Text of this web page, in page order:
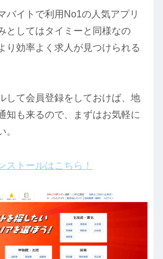
バイトで利用No1の人気アプリ
としてはタイミーと同様なの
り効率よく求人が見つけられる
して会員登録をしておけば、地
知も来るので、まずはお気軽に
。
ストールはこちら！